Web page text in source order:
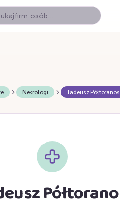
Nekrologi Tadeusz Półtoranos